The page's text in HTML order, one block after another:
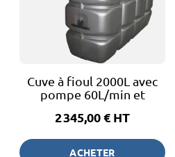
Cuve à fioul 2000L avec
pompe 60L/min et
2 345,00 € HT
ACHETER